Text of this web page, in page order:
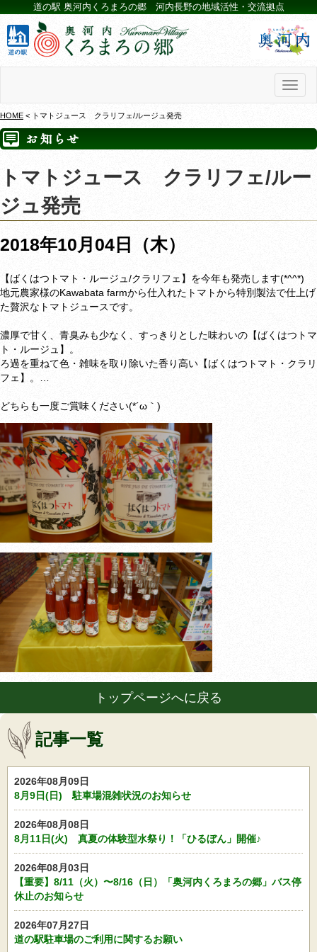
道の駅 奥河内くろまろの郷 河内長野の地域活性・交流拠点
HOME < トマトジュース クラリフェ/ルージュ発売
トマトジュース クラリフェ/ルー
ジュ発売
2018年10月04日（木）
【ばくはつトマト・ルージュ/クラリフェ】を今年も発売します(*^^*)
地元農家様のKawabata farmから仕入れたトマトから特別製法で仕上げ
た贅沢なトマトジュースです。
濃厚で甘く、青臭みも少なく、すっきりとした味わいの【ばくはつトマ
ト・ルージュ】。
ろ過を重ねて色・雑味を取り除いた香り高い【ばくはつトマト・クラリ
フェ】。 …
どちらも一度ご賞味ください(*´ω｀)
トップページへに戻る
記事一覧
2026年08月09日
8月9日(日) 駐車場混雑状況のお知らせ
2026年08月08日
8月11日(火) 真夏の体験型水祭り！「ひるぼん」開催♪
2026年08月03日
【重要】8/11（火）〜8/16（日）「奥河内くろまろの郷」バス停
休止のお知らせ
2026年07月27日
道の駅駐車場のご利用に関するお願い